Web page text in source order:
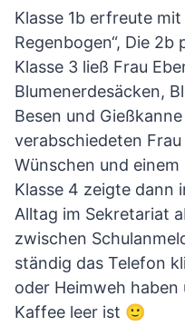
Klasse 1b erfreute
Regenbogen“, Die
Klasse 3 ließ Frau
Blumenerdesäcken,
Besen und
verabschiedeten
Wünschen und
Klasse 4 zeigte dann
Alltag im Sekretariat
zwischen
ständig das Telefon
oder Heimweh
Kaffee leer ist 🙂